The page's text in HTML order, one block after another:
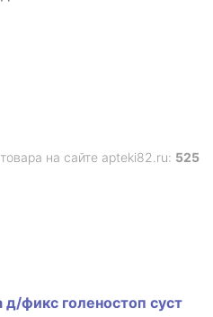
на сайте apteki82.ru: 525
д/фикс голеностоп суст